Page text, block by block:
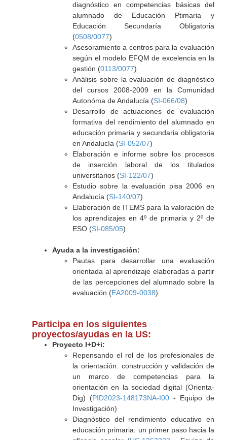
diagnóstico en competencias básicas del
alumnado de Educación Ptimaria y
Educación Secundaría Obligatoria
(0508/0077)
Asesoramiento a centros para la evaluación
según el modelo EFQM de excelencia en la
gestión (0113/0077)
Análisis sobre la evaluación de diagnóstico
del cursos 2008-2009 en la Comunidad
Autonóma de Andalucía (SI-066/08)
Desarrollo de actuaciones de evaluación
formativa del rendimiento del alumnado en
educación primaria y secundaria obligatoria
en Andalucía (SI-052/07)
Elaboración e informe sobre los procesos
de inserción laboral de los titulados
universitarios (SI-122/07)
Estudio sobre la evaluación pisa 2006 en
Andalucía (SI-140/07)
Elaboración de ITEMS para la valoración de
los aprendizajes en 4º de primaria y 2º de
ESO (SI-085/05)
Ayuda a la investigación:
Pautas para desarrollar una evaluación
orientada al aprendizaje elaboradas a partir
de las percepciones del alumnado sobre la
evaluación (EA2009-0038)
Participa en los siguientes
proyectos/ayudas en la US:
Proyecto I+D+i:
Repensando el rol de los profesionales de
la orientación: construcción y validación de
un marco de competencias para la
orientación en la sociedad digital (Orienta-
Dig) (PID2023-148173NA-I00- Equipo de
Investigación)
Diagnóstico del rendimiento educativo en
educación primaria: un primer paso hacia la